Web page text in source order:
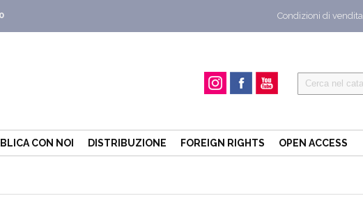
Condizioni di vendita
CON NOI DISTRIBUZIONE FOREIGN RIGHTS OPEN ACCESS